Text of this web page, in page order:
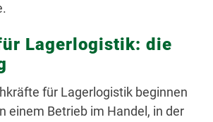
Lagerlogistik: die
für Lagerlogistik beginnen
einem Betrieb im Handel, in der